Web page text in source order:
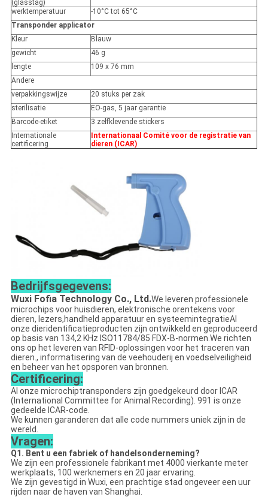
(glasstag)
werktemperatuur
-10°C tot 65°C
Transponder applicator
Kleur
Blauw
gewicht
46 g
lengte
109 x 76 mm
Andere
verpakkingswijze
20 stuks per zak
sterilisatie
EO-gas, 5 jaar garantie
Barcode-etiket
3 zelfklevende stickers
Internationale
certificering
Internationaal Comité voor de registratie van
dieren (ICAR)
Bedrijfsgegevens:
Wuxi Fofia Technology Co., Ltd.We leveren professionele
microchips voor huisdieren, elektronische orentekens voor
dieren, lezers,handheld apparatuur en systeemintegratieAl
onze dieridentificatieproducten zijn ontwikkeld en geproduceerd
op basis van 134,2 KHz ISO11784/85 FDX-B-normen.We richten
ons op het leveren van RFID-oplossingen voor het traceren van
dieren., informatisering van de veehouderij en voedselveiligheid
en beheer van het opsporen van bronnen.
Certificering:
Al onze microchiptransponders zijn goedgekeurd door ICAR
(International Committee for Animal Recording). 991 is onze
gedeelde ICAR-code.
We kunnen garanderen dat alle code nummers uniek zijn in de
wereld.
Vragen:
Q1. Bent u een fabriek of handelsonderneming?
We zijn een professionele fabrikant met 4000 vierkante meter
werkplaats, 100 werknemers en 20 jaar ervaring.
We zijn gevestigd in Wuxi, een prachtige stad ongeveer een uur
rijden naar de haven van Shanghai.